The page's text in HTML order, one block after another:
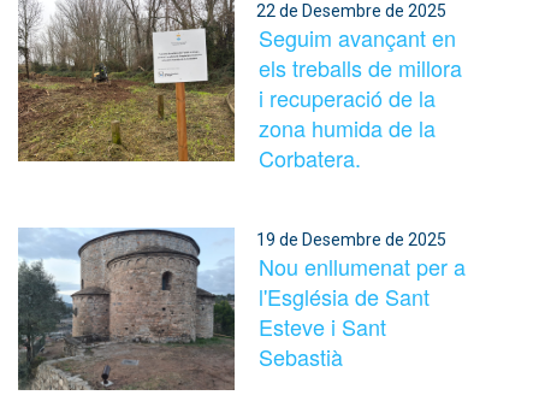
22 de Desembre de 2025
Seguim avançant en
els treballs de millora
i recuperació de la
zona humida de la
Corbatera.
19 de Desembre de 2025
Nou enllumenat per a
l'Església de Sant
Esteve i Sant
Sebastià